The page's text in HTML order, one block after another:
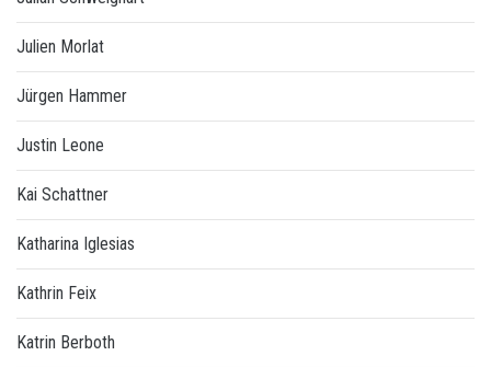
Julien Morlat
Jürgen Hammer
Justin Leone
Kai Schattner
Katharina Iglesias
Kathrin Feix
Katrin Berboth